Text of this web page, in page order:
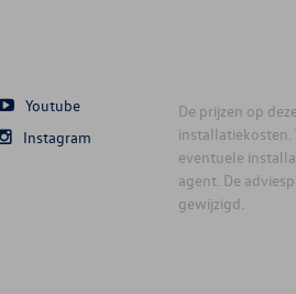
Youtube
Instagram
De prijzen op
installatiekosten.
eventuele
agent. De
gewijzigd.